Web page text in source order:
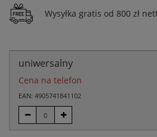
Wysyłka gratis od 800 zł
uniwersalny
Cena na telefon
EAN: 4905741841102